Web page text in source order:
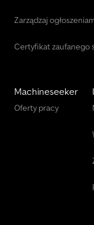
Zarządzaj
Certyfikat zaufanego
Machineseeker
Oferty pracy